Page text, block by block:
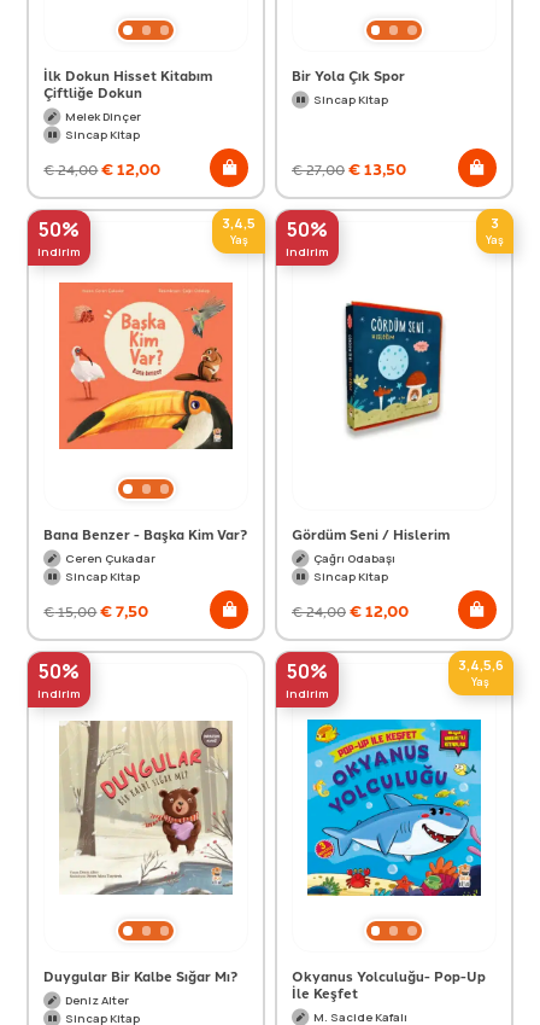
İlk Dokun Hisset Kitabım
Çiftliğe Dokun
Melek Dinçer
Sincap Kitap
€24,00€12,00
Bir Yola Çık Spor
Sincap Kitap
€27,00€13,50
50%
indirim
3,4,5
Yaş
Bana Benzer - Başka Kim Var?
Ceren Çukadar
Sincap Kitap
€15,00€7,50
50%
indirim
3
Yaş
Gördüm Seni / Hislerim
Çağrı Odabaşı
Sincap Kitap
€24,00€12,00
50%
indirim
Duygular Bir Kalbe Sığar Mı?
Deniz Alter
Sincap Kitap
50%
indirim
3,4,5,6
Yaş
Okyanus Yolculuğu- Pop-Up
İle Keşfet
M. Sacide Kafalı